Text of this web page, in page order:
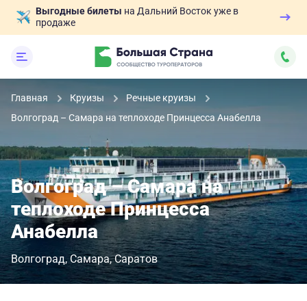
Выгодные билеты на Дальний Восток уже в
продаже
Главная Круизы
Речные круизы
Волгоград – Самара на теплоходе Принцесса Анабелла
Волгоград – Самара на
теплоходе Принцесса
Анабелла
Волгоград Самара Саратов